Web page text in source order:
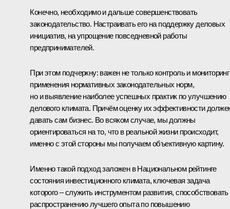
Конечно, необходимо и дальше совершенствовать
законодательство. Настраивать его на поддержку деловых
инициатив, на упрощение повседневной работы
предпринимателей.
При этом подчеркну: важен не только контроль и мониторинг
применения нормативных законодательных норм,
но и выявление наиболее успешных практик по улучшению
делового климата. Причём оценку их эффективности
давать сам бизнес. Во всяком случае, мы должны
ориентироваться на то, что в реальной жизни происходит,
именно с этой стороны мы получаем объективную картину.
Именно такой подход заложен в Национальном рейтинге
состояния инвестиционного климата, ключевая задача
которого – служить инструментом развития, способствовать
распространению лучшего опыта по повышению